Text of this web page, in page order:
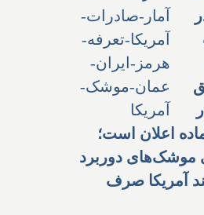
اعلان است؛
موشک‌های دوربرد
آمریکا صرف